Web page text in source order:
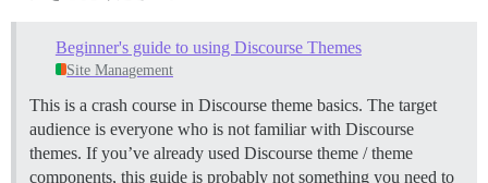
Beginner's guide to using Discourse Themes
Site Management
This is a crash course in Discourse theme basics. The target
audience is everyone who is not familiar with Discourse
themes. If you’ve already used Discourse theme / theme
components, this guide is probably not something you need to